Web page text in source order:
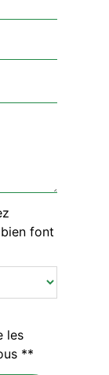
font
les
**